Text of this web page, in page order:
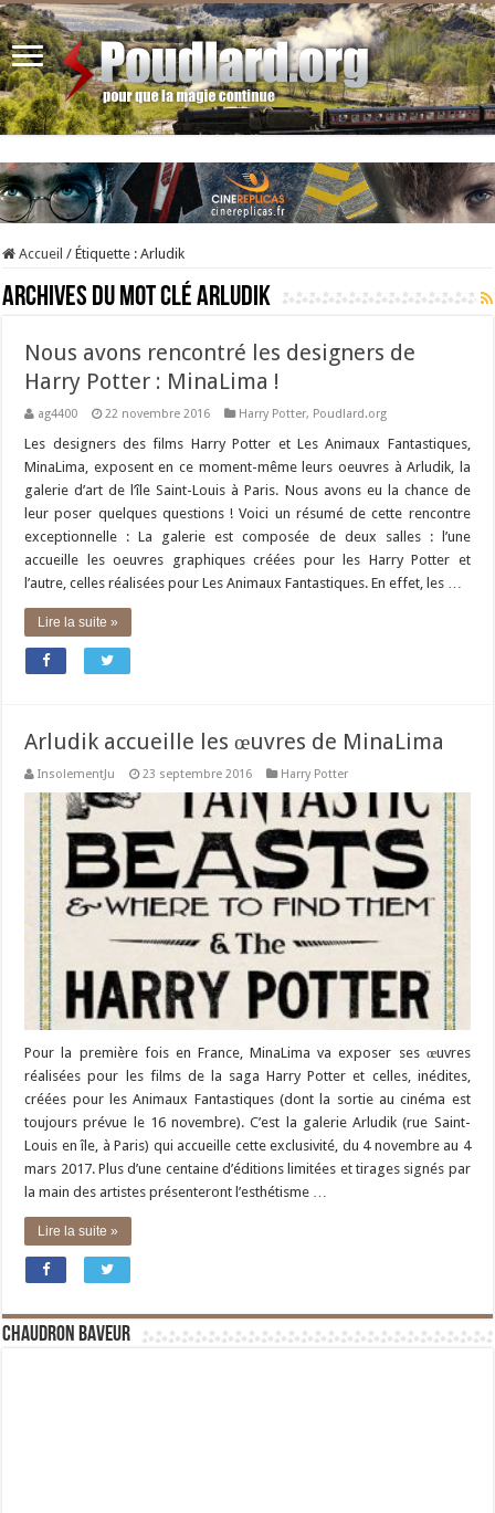
Accueil / Étiquette :Arludik
Archives du mot cléArludik
Nous avons rencontré les designers de
Harry Potter : MinaLima !
ag4400 22 novembre 2016 Harry Potter, Poudlard.org
Les designers des films Harry Potter et Les Animaux Fantastiques,
MinaLima, exposent en ce moment-même leurs oeuvres à Arludik, la
galerie d’art de l’île Saint-Louis à Paris. Nous avons eu la chance de
leur poser quelques questions ! Voici un résumé de cette rencontre
exceptionnelle : La galerie est composée de deux salles : l’une
accueille les oeuvres graphiques créées pour les Harry Potter et
l’autre, celles réalisées pour Les Animaux Fantastiques. En effet, les …
Lire la suite »
Arludik accueille les œuvres de MinaLima
InsolementJu 23 septembre 2016 Harry Potter
Pour la première fois en France, MinaLima va exposer ses œuvres
réalisées pour les films de la saga Harry Potter et celles, inédites,
créées pour les Animaux Fantastiques (dont la sortie au cinéma est
toujours prévue le 16 novembre). C’est la galerie Arludik (rue Saint-
Louis en île, à Paris) qui accueille cette exclusivité, du 4 novembre au 4
mars 2017. Plus d’une centaine d’éditions limitées et tirages signés par
la main des artistes présenteront l’esthétisme …
Lire la suite »
Chaudron Baveur